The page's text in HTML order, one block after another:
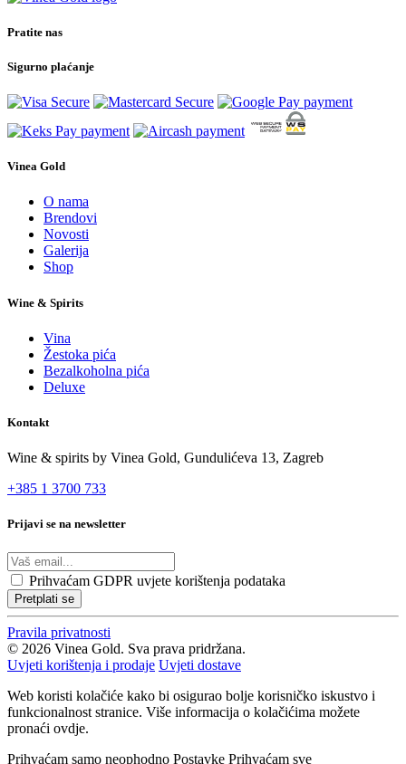
Pratite nas
Sigurno plaćanje
Vinea Gold
O nama
Brendovi
Novosti
Galerija
Shop
Wine & Spirits
Vina
Žestoka pića
Bezalkoholna pića
Deluxe
Kontakt
Wine & spirits by Vinea Gold, Gundulićeva 13, Zagreb
+385 1 3700 733
Prijavi se na newsletter
Prihvaćam GDPR uvjete korištenja podataka
Pretplati se
Pravila privatnosti
© 2026 Vinea Gold. Sva prava pridržana.
Uvjeti korištenja i prodaje Uvjeti dostave
Web koristi kolačiće kako bi osigurao bolje korisničko iskustvo i
funkcionalnost stranice. Više informacija o kolačićima možete
pronaći ovdje.
Prihvaćam samo neophodno Postavke Prihvaćam sve